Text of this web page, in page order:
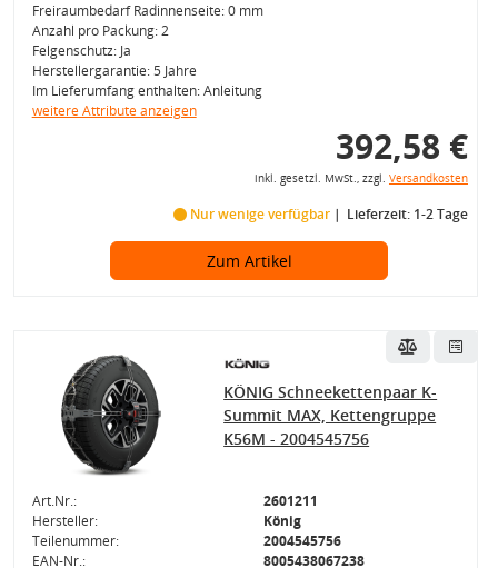
Freiraumbedarf Radinnenseite: 0 mm
Anzahl pro Packung: 2
Felgenschutz: Ja
Herstellergarantie: 5 Jahre
Im Lieferumfang enthalten: Anleitung
weitere Attribute anzeigen
392,58 €
inkl. gesetzl. MwSt., zzgl. Versandkosten
Nur wenige verfügbar Lieferzeit: 1-2 Tage
Zum Artikel
KÖNIG Schneekettenpaar K-
Summit MAX, Kettengruppe
K56M - 2004545756
Art.Nr.:
2601211
Hersteller:
König
Teilenummer:
2004545756
EAN-Nr.:
8005438067238